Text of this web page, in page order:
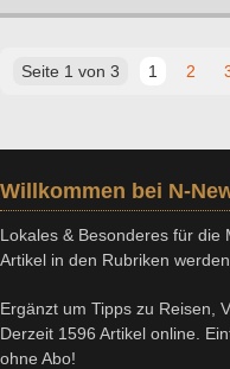
Seite 1 von 3 1 2
Willkommen bei N-
Lokales & Besonderes für die
Artikel in den Rubriken
Ergänzt um Tipps zu Reisen,
Derzeit 1596 Artikel online.
ohne Abo!